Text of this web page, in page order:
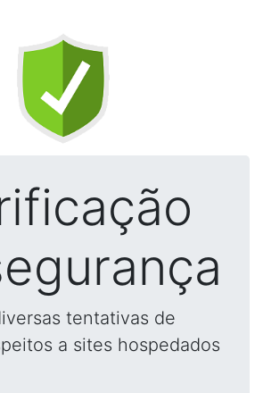
tentativas de
a sites hospedados